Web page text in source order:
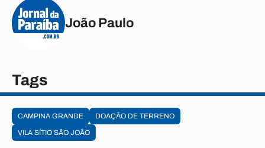
João Paulo
Tags
CAMPINA GRANDE
DOAÇÃO DE TERRENO
VILA SÍTIO SÃO JOÃO